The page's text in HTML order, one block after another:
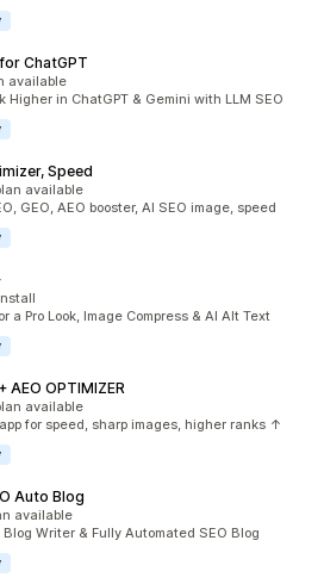
ChatGPT
116
available
Higher in ChatGPT & Gemini with LLM SEO
Speed
2443
available
GEO, AEO booster, AI SEO image, speed
425
a Pro Look, Image Compress & AI Alt Text
AEO OPTIMIZER
5258
available
for speed, sharp images, higher ranks ↑
Auto Blog
204
available
Writer & Fully Automated SEO Blog